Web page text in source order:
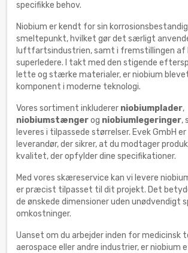
specifikke behov.
Niobium er kendt for sin
smeltepunkt, hvilket gør det særligt
luftfartsindustrien, samt i fremstillingen af
superledere. I takt med den stigende
lette og stærke materialer, er niobium
komponent i moderne teknologi.
Vores sortiment inkluderer niobiumplader,
niobiumstængerog niobiumlegeringer,
leveres i tilpassede størrelser. Evek GmbH er
leverandør, der sikrer, at du modtager
kvalitet, der opfylder dine specifikationer.
Med vores skæreservice kan vi levere
er præcist tilpasset til dit projekt. Det
de ønskede dimensioner uden unødvendigt
omkostninger.
Uanset om du arbejder inden for medicinsk
aerospace eller andre industrier, er niobium